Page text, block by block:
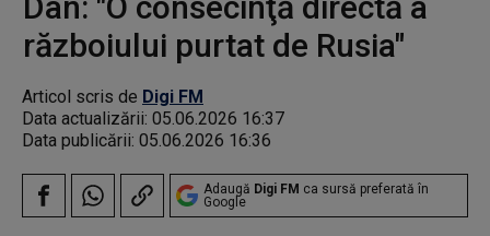
războiului purtat de Rusia"
Articol scris de Digi FM
Data actualizării: 05.06.2026 16:37
Data publicării: 05.06.2026 16:36
Adaugă Digi FM ca sursă preferată în
Google